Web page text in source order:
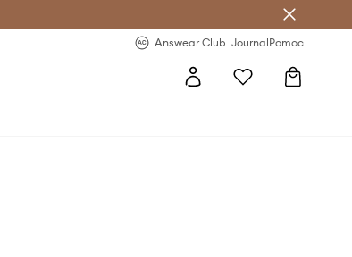
Answear Club JournalPomoc